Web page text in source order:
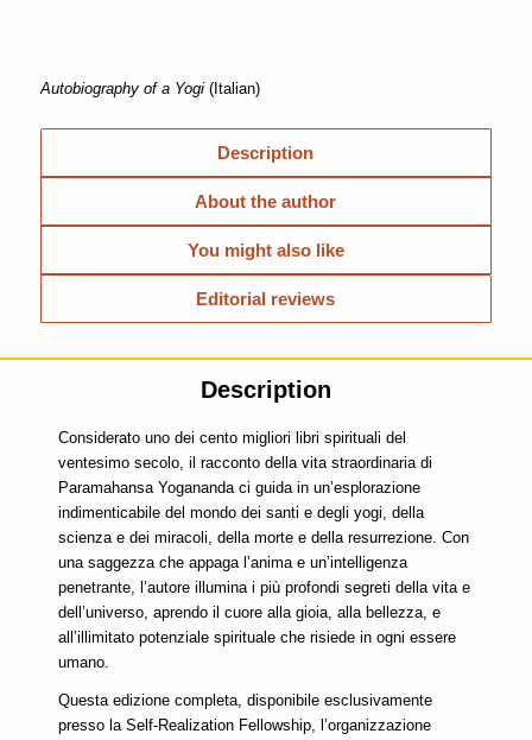
Autobiography of a Yogi(Italian)
Description
About the author
You might also like
Editorial reviews
Description
Considerato uno dei cento migliori libri spirituali del
ventesimo secolo, il racconto della vita straordinaria di
Paramahansa Yogananda ci guida in un’esplorazione
indimenticabile del mondo dei santi e degli yogi, della
scienza e dei miracoli, della morte e della resurrezione. Con
una saggezza che appaga l’anima e un’intelligenza
penetrante, l’autore illumina i più profondi segreti della vita e
dell’universo, aprendo il cuore alla gioia, alla bellezza, e
all’illimitato potenziale spirituale che risiede in ogni essere
umano.
Questa edizione completa, disponibile esclusivamente
presso la Self-Realization Fellowship, l’organizzazione